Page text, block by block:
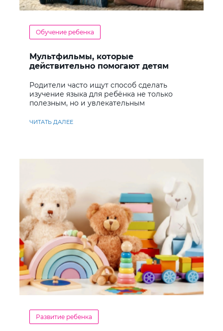
Обучение ребенка
Мультфильмы, которые
действительно помогают детям
Родители часто ищут способ сделать
изучение языка для ребёнка не только
полезным, но и увлекательным
ЧИТАТЬ ДАЛЕЕ
Развитие ребенка